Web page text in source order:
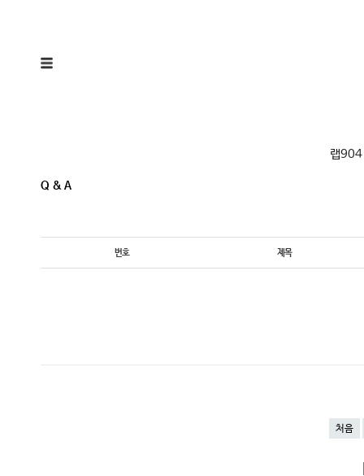
랩904
Q & A
번호 제목
처음